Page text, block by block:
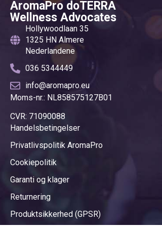
AromaPro doTERRA
Wellness Advocates
Hollywoodlaan 35
1325 HN Almere
Nederlandene
036 5344449
info@aromapro.eu
Moms-nr.: NL858575127B01
CVR: 71090088
Handelsbetingelser
Privatlivspolitik AromaPro
Cookiepolitik
Garanti og klager
Returnering
Produktsikkerhed (GPSR)